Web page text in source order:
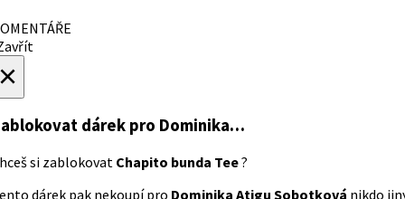
dárek pro Dominika…
si zablokovat Chapito bunda Tee?
dárek pak nekoupí pro Dominika Atigu Sobotková nikdo